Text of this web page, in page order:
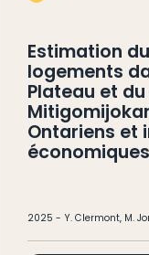
Estimation
logements
Plateau et
Ontariens et
économiques
2025 - Y. Clermont, M.